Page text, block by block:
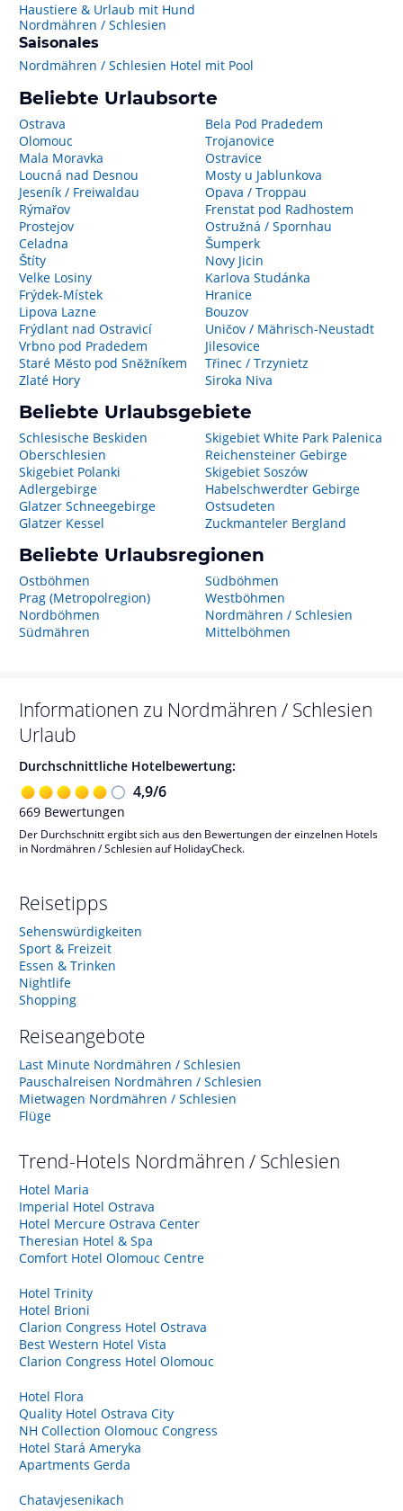
Haustiere & Urlaub mit Hund
Nordmähren / Schlesien
Saisonales
Nordmähren / Schlesien Hotel mit Pool
Beliebte Urlaubsorte
Ostrava
Olomouc
Mala Moravka
Loucná nad Desnou
Jeseník / Freiwaldau
Rýmařov
Prostejov
Celadna
Štíty
Velke Losiny
Frýdek-Místek
Lipova Lazne
Frýdlant nad Ostravicí
Vrbno pod Pradedem
Staré Město pod Sněžníkem
Zlaté Hory
Bela Pod Pradedem
Trojanovice
Ostravice
Mosty u Jablunkova
Opava / Troppau
Frenstat pod Radhostem
Ostružná / Spornhau
Šumperk
Novy Jicin
Karlova Studánka
Hranice
Bouzov
Uničov / Mährisch-Neustadt
Jilesovice
Třinec / Trzynietz
Siroka Niva
Beliebte Urlaubsgebiete
Schlesische Beskiden
Oberschlesien
Skigebiet Polanki
Adlergebirge
Glatzer Schneegebirge
Glatzer Kessel
Skigebiet White Park Palenica
Reichensteiner Gebirge
Skigebiet Soszów
Habelschwerdter Gebirge
Ostsudeten
Zuckmanteler Bergland
Beliebte Urlaubsregionen
Ostböhmen
Prag (Metropolregion)
Nordböhmen
Südmähren
Südböhmen
Westböhmen
Nordmähren / Schlesien
Mittelböhmen
Informationen zu Nordmähren / Schlesien
Urlaub
Durchschnittliche Hotelbewertung:
4,9/6
669 Bewertungen
Der Durchschnitt ergibt sich aus den Bewertungen der einzelnen Hotels
in Nordmähren / Schlesien auf HolidayCheck.
Reisetipps
Sehenswürdigkeiten
Sport & Freizeit
Essen & Trinken
Nightlife
Shopping
Reiseangebote
Last Minute Nordmähren / Schlesien
Pauschalreisen Nordmähren / Schlesien
Mietwagen Nordmähren / Schlesien
Flüge
Trend-Hotels Nordmähren / Schlesien
Hotel Maria
Imperial Hotel Ostrava
Hotel Mercure Ostrava Center
Theresian Hotel & Spa
Comfort Hotel Olomouc Centre
Hotel Trinity
Hotel Brioni
Clarion Congress Hotel Ostrava
Best Western Hotel Vista
Clarion Congress Hotel Olomouc
Hotel Flora
Quality Hotel Ostrava City
NH Collection Olomouc Congress
Hotel Stará Ameryka
Apartments Gerda
Chatavjesenikach